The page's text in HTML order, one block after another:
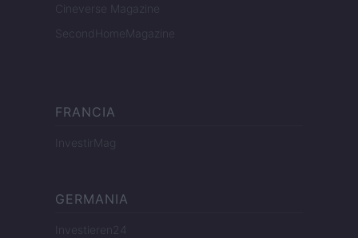
Cineverse Magazine
SecondHomeMagazine
FRANCIA
InvestirMag
GERMANIA
Investieren24